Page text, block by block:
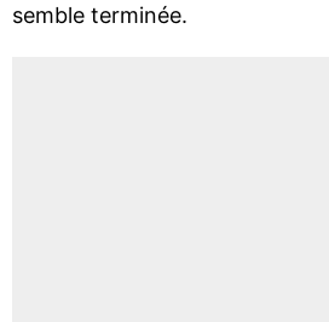
semble terminée.